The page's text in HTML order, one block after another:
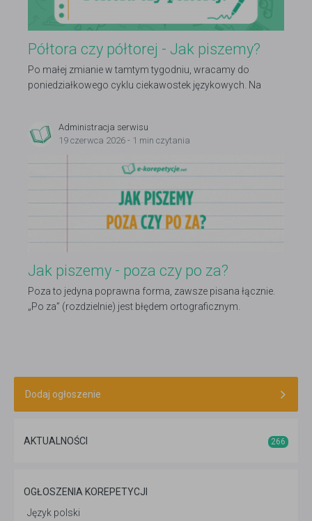
Półtora czy półtorej - Jak piszemy?
Po małej zmianie w tamtym tygodniu, wracamy do
poniedziałkowego cyklu ciekawostek językowych. Na
Administracja serwisu
19 czerwca 2026 - 1 min czytania
Jak piszemy - poza czy po za?
Poza to jedyna poprawna forma, zawsze pisana łącznie.
„Po za” (rozdzielnie) jest błędem ortograficznym.
Dodaj ogłoszenie
AKTUALNOŚCI 266
OGŁOSZENIA KOREPETYCJI
Język polski